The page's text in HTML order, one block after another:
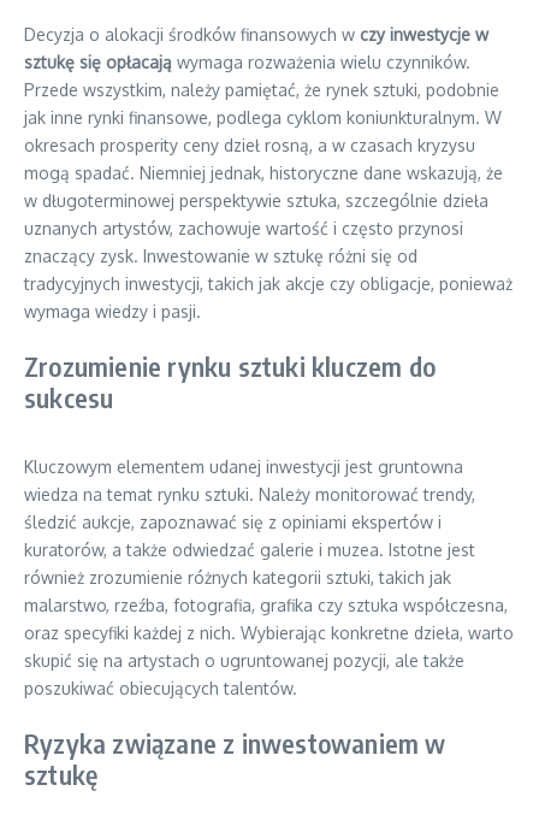
Decyzja o alokacji środków finansowych w czy inwestycje w
sztukę się opłacają wymaga rozważenia wielu czynników.
Przede wszystkim, należy pamiętać, że rynek sztuki, podobnie
jak inne rynki finansowe, podlega cyklom koniunkturalnym. W
okresach prosperity ceny dzieł rosną, a w czasach kryzysu
mogą spadać. Niemniej jednak, historyczne dane wskazują, że
w długoterminowej perspektywie sztuka, szczególnie dzieła
uznanych artystów, zachowuje wartość i często przynosi
znaczący zysk. Inwestowanie w sztukę różni się od
tradycyjnych inwestycji, takich jak akcje czy obligacje, ponieważ
wymaga wiedzy i pasji.
Zrozumienie rynku sztuki kluczem do
sukcesu
Kluczowym elementem udanej inwestycji jest gruntowna
wiedza na temat rynku sztuki. Należy monitorować trendy,
śledzić aukcje, zapoznawać się z opiniami ekspertów i
kuratorów, a także odwiedzać galerie i muzea. Istotne jest
również zrozumienie różnych kategorii sztuki, takich jak
malarstwo, rzeźba, fotografia, grafika czy sztuka współczesna,
oraz specyfiki każdej z nich. Wybierając konkretne dzieła, warto
skupić się na artystach o ugruntowanej pozycji, ale także
poszukiwać obiecujących talentów.
Ryzyka związane z inwestowaniem w
sztukę